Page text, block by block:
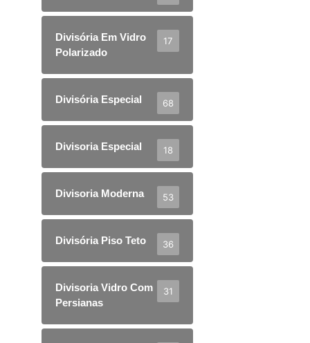
Divisória Em Vidro
Polarizado
17
Divisória Especial 68
Divisoria Especial 18
Divisoria Moderna 53
Divisória Piso Teto 36
Divisoria Vidro Com
Persianas
31